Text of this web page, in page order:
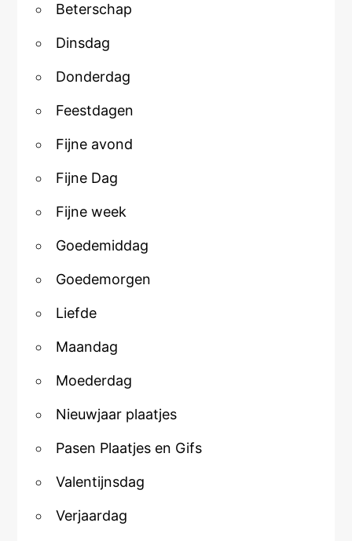
Beterschap
Dinsdag
Donderdag
Feestdagen
Fijne avond
Fijne Dag
Fijne week
Goedemiddag
Goedemorgen
Liefde
Maandag
Moederdag
Nieuwjaar plaatjes
Pasen Plaatjes en Gifs
Valentijnsdag
Verjaardag